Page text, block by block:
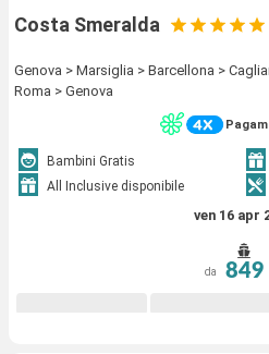
Costa Smeralda
Genova > Marsiglia > Barcellona >
Roma > Genova
Bambini Gratis
All Inclusive disponibile
ven 16 apr
da 849